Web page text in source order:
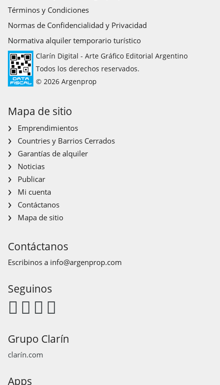
Términos y Condiciones
Normas de Confidencialidad y Privacidad
Normativa alquiler temporario turístico
Clarín Digital - Arte Gráfico Editorial Argentino
Todos los derechos reservados.
© 2026 Argenprop
Mapa de sitio
Emprendimientos
Countries y Barrios Cerrados
Garantías de alquiler
Noticias
Publicar
Mi cuenta
Contáctanos
Mapa de sitio
Contáctanos
Escribinos a info@argenprop.com
Seguinos
Grupo Clarín
clarín.com
Apps